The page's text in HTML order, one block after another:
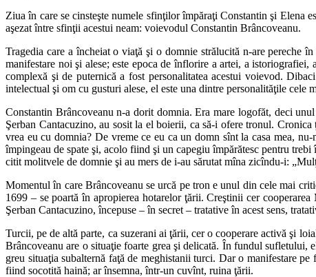
Ziua în care se cinsteşte numele sfinţilor împăraţi Constantin şi Elena
aşezat între sfinţii acestui neam: voievodul Constantin Brâncoveanu.
Tragedia care a încheiat o viaţă şi o domnie strălucită n-are pereche
manifestare noi şi alese; este epoca de înflorire a artei, a
complexă şi de puternică a fost personalitatea acestui voievod.
intelectual şi om cu gusturi alese, el este una dintre personalităţile cele
Constantin Brâncoveanu n-a dorit domnia. Era mare logofăt, deci
Şerban Cantacuzino, au sosit la el boierii, ca să-i ofere tronul.
vrea eu cu domnia? De vreme ce eu ca un domn sînt la casa mea,
împingeau de spate şi, acolo fiind şi un capegiu împărătesc pentru
citit molitvele de domnie şi au mers de i-au sărutat mîna zicîndu-i:
Momentul în care Brâncoveanu se urcă pe tron e unul din cele mai
1699 – se poartă în apropierea hotarelor ţării. Creştinii cer
Şerban Cantacuzino, începuse – în secret – tratative în acest sens,
Turcii, pe de altă parte, ca suzerani ai ţării, cer o cooperare activă şi
Brâncoveanu are o situaţie foarte grea şi delicată. În fundul sufletului,
greu situaţia subalternă faţă de meghistanii turci. Dar o manifestare
fiind socotită haină; ar însemna, într-un cuvînt, ruina ţării.